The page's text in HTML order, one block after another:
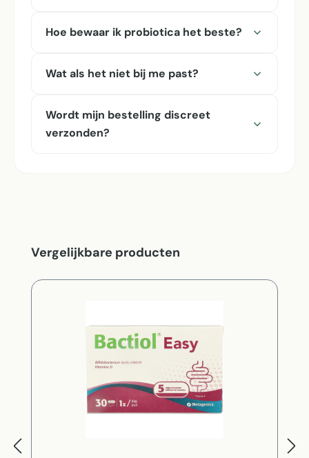
Hoe bewaar ik probiotica het beste?
Wat als het niet bij me past?
Wordt mijn bestelling discreet
verzonden?
Productgalerij overslaan
Vergelijkbare producten